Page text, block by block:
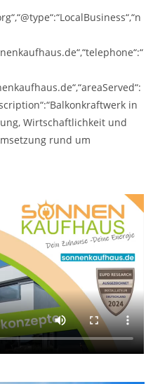
in
Wirtschaftlichkeit und
rund um